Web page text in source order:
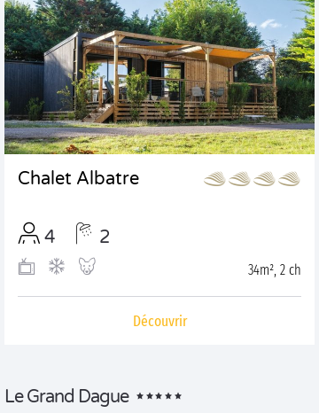
Chalet Albatre
4 2
34m², 2 ch
Découvrir
Le Grand Dague